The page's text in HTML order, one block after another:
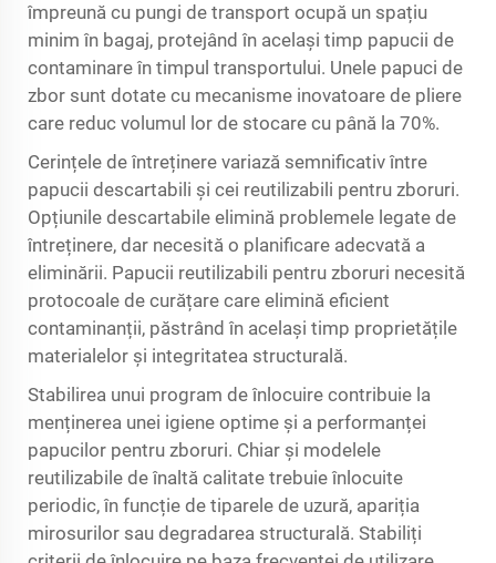
împreună cu pungi de transport ocupă un spațiu
minim în bagaj, protejând în același timp papucii de
contaminare în timpul transportului. Unele papuci de
zbor sunt dotate cu mecanisme inovatoare de pliere
care reduc volumul lor de stocare cu până la 70%.
Cerințele de întreținere variază semnificativ între
papucii descartabili și cei reutilizabili pentru zboruri.
Opțiunile descartabile elimină problemele legate de
întreținere, dar necesită o planificare adecvată a
eliminării. Papucii reutilizabili pentru zboruri necesită
protocoale de curățare care elimină eficient
contaminanții, păstrând în același timp proprietățile
materialelor și integritatea structurală.
Stabilirea unui program de înlocuire contribuie la
menținerea unei igiene optime și a performanței
papucilor pentru zboruri. Chiar și modelele
reutilizabile de înaltă calitate trebuie înlocuite
periodic, în funcție de tiparele de uzură, apariția
mirosurilor sau degradarea structurală. Stabiliți